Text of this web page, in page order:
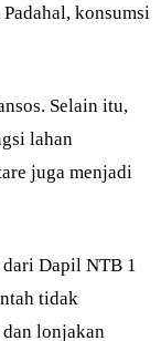
konsumsi
Selain itu,
lahan
juga menjadi
Dapil NTB 1
tidak
lonjakan